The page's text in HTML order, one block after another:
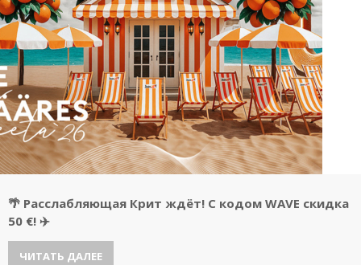
🌴 Расслабляющая Крит ждёт! С кодом WAVE скидка
50 €! ✈️
ЧИТАТЬ ДАЛЕЕ